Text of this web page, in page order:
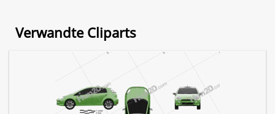
Verwandte Cliparts